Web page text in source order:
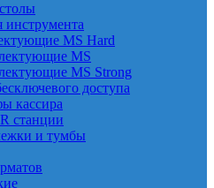
инструмента
MS Hard
MS
MS Strong
доступа
кассира
станции
и тумбы